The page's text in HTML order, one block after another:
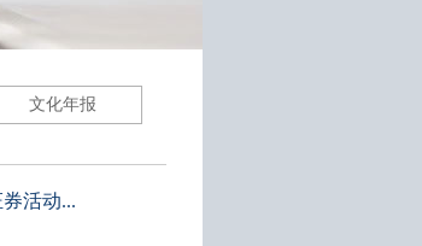
文化年报
活动...